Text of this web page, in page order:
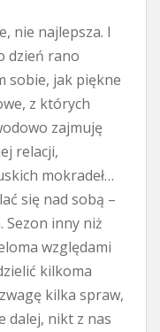
nie najlepsza. I
dzień rano
sobie, jak piękne
z których
zajmuję
relacji,
mokradeł…
się nad sobą –
Sezon inny niż
względami
kilkoma
kilka spraw,
dalej, nikt z nas